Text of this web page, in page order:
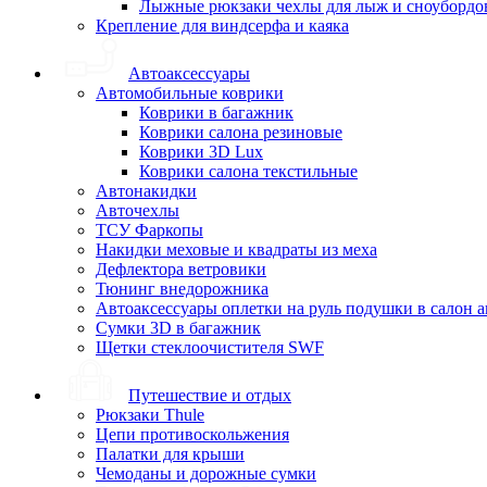
Лыжные рюкзаки чехлы для лыж и
Крепление для виндсерфа и каяка
Автоаксессуары
Автомобильные коврики
Коврики в багажник
Коврики салона резиновые
Коврики 3D Lux
Коврики салона текстильные
Автонакидки
Авточехлы
ТСУ Фаркопы
Накидки меховые и квадраты из меха
Дефлектора ветровики
Тюнинг внедорожника
Автоаксессуары оплетки на руль подушки в салон
Сумки 3D в багажник
Щетки стеклоочистителя SWF
Путешествие и отдых
Рюкзаки Thule
Цепи противоскольжения
Палатки для крыши
Чемоданы и дорожные сумки